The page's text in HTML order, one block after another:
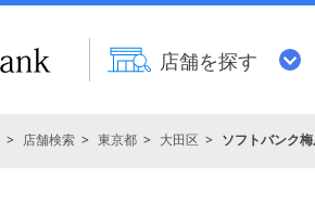
店舗を探す
店舗検索 東京都 大田区 ソフトバンク